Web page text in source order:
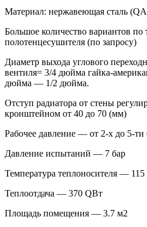
Материал: нержавеющая сталь
Большое количество вариантов по
полотенцесушителя (по запросу)
Диаметр выхода углового
вентиля= 3/4 дюйма гайка-
дюйма — 1/2 дюйма.
Отступ радиатора от стены
кронштейном от 40 до 70 (мм)
Pабочее давление — от 2-х до 5-ти
Давление испытаний — 7 бар
Температура теплоносителя — 115
Теплоотдача — 370 QВт
Площадь помещения — 3.7 м2